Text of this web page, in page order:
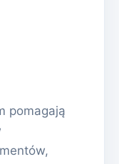
pomagają